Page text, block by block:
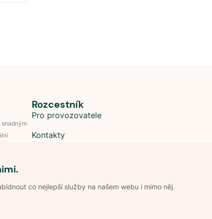
co nejlepší služby na našem webu i mimo něj.
Rozcestník
Pro provozovatele
Kontakty